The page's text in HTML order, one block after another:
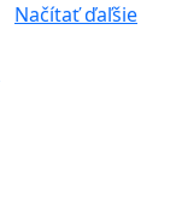
Načítať ďaľšie